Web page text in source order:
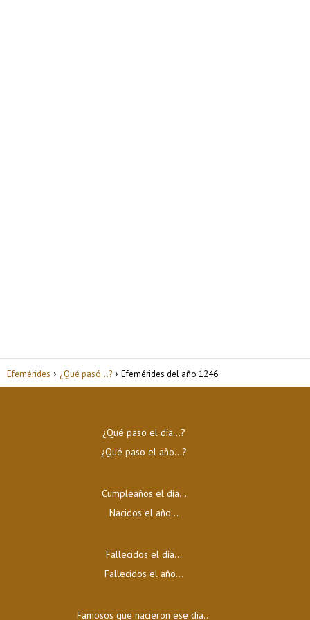
Efemérides ¿Qué pasó...? Efemérides del año 1246
¿Qué paso el día…?
¿Qué paso el año…?
Cumpleaños el día…
Nacidos el año…
Fallecidos el día…
Fallecidos el año…
Famosos que nacieron ese dia...